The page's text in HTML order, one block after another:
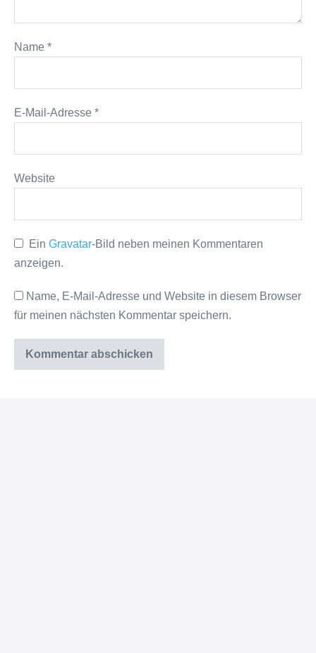
Name *
E-Mail-Adresse *
Website
EinGravatar-Bild neben meinen Kommentaren
anzeigen.
Name, E-Mail-Adresse und Website in diesem Browser
für meinen nächsten Kommentar speichern.